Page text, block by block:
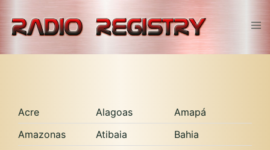
content
Acre Alagoas
Amapá
Amazonas
Atibaia
Bahia